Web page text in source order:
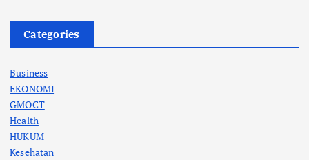
Categories
Business
EKONOMI
GMOCT
Health
HUKUM
Kesehatan